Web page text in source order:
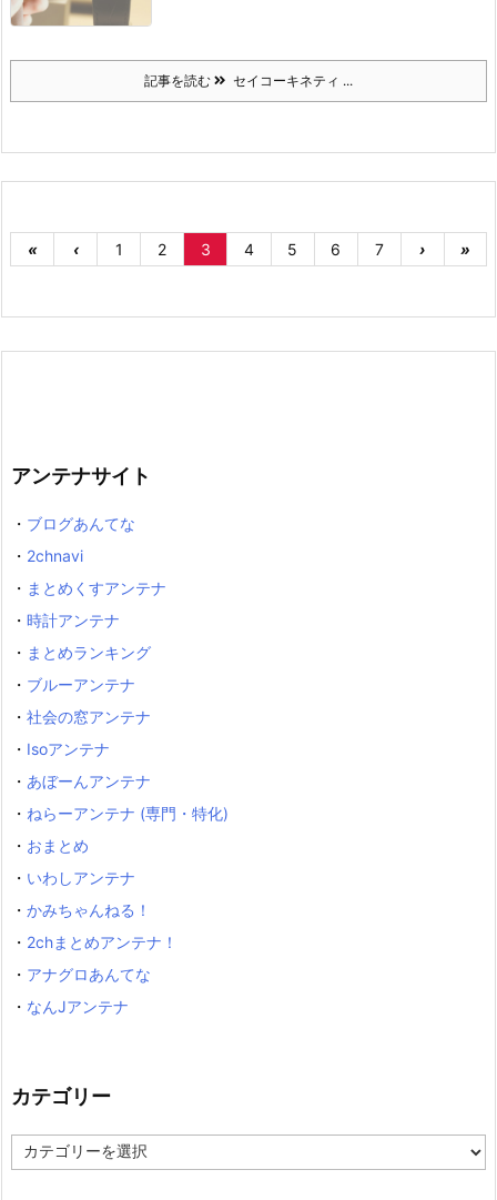
記事を読む セイコーキネティ ...
« ‹ 1 2 3 4 5 6 7 › »
アンテナサイト
・ ブログあんてな
・ 2chnavi
・ まとめくすアンテナ
・ 時計アンテナ
・ まとめランキング
・ ブルーアンテナ
・ 社会の窓アンテナ
・ Isoアンテナ
・ あぼーんアンテナ
・ ねらーアンテナ (専門・特化)
・ おまとめ
・ いわしアンテナ
・ かみちゃんねる！
・ 2chまとめアンテナ！
・ アナグロあんてな
・ なんJアンテナ
カテゴリー
テ